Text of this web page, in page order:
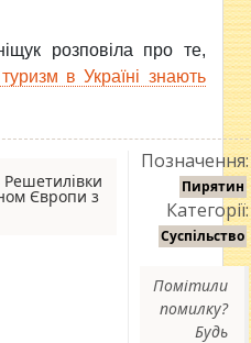
розповіла про те,
в Україні знають
Решетилівки
Європи з
Позначення:
Пирятин
Категорії:
Суспільство
Помітили
помилку?
Будь